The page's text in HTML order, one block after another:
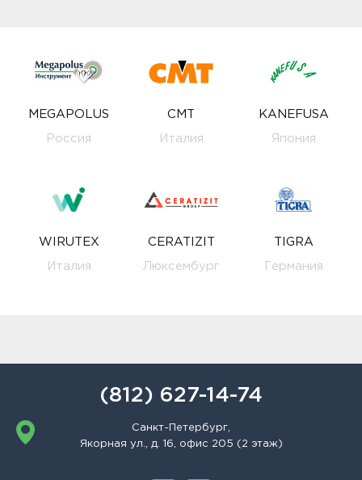
MEGAPOLUS
Россия
CMT
Италия
KANEFUSA
Япония
WIRUTEX
Италия
CERATIZIT
Люксембург
TIGRA
Германия
(812) 627-14-74
Санкт-Петербург,
Якорная ул., д. 16, офис 205 (2 этаж)